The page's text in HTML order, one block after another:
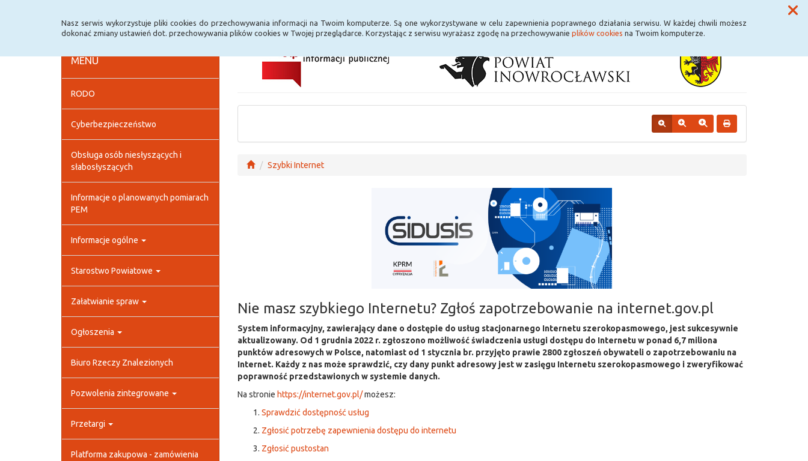
Nasz serwis wykorzystuje pliki cookies do przechowywania informacji na Twoim komputerze. Są one wykorzystywane w celu zapewnienia poprawnego działania serwisu. W każdej chwili możesz
dokonać zmiany ustawień dot. przechowywania plików cookies w Twojej przeglądarce. Korzystając z serwisu wyrażasz zgodę na przechowywanie plików cookies na Twoim komputerze.
MENU
RODO
Cyberbezpieczeństwo
Obsługa osób niesłyszących i
słabosłyszących
Informacje o planowanych pomiarach
PEM
Informacje ogólne
Starostwo Powiatowe
Załatwianie spraw
Ogłoszenia
Biuro Rzeczy Znalezionych
Pozwolenia zintegrowane
Przetargi
Platforma zakupowa - zamówienia
Szybki Internet
Nie masz szybkiego Internetu? Zgłoś zapotrzebowanie na internet.gov.pl
System informacyjny, zawierający dane o dostępie do usług stacjonarnego Internetu szerokopasmowego, jest sukcesywnie
aktualizowany. Od 1 grudnia 2022 r. zgłoszono możliwość świadczenia usługi dostępu do Internetu w ponad 6,7 miliona
punktów adresowych w Polsce, natomiast od 1 stycznia br. przyjęto prawie 2800 zgłoszeń obywateli o zapotrzebowaniu na
Internet. Każdy z nas może sprawdzić, czy dany punkt adresowy jest w zasięgu Internetu szerokopasmowego i zweryfikować
poprawność przedstawionych w systemie danych.
Na stronie https://internet.gov.pl/możesz:
Sprawdzić dostępność usług
Zgłosić potrzebę zapewnienia dostępu do internetu
Zgłosić pustostan